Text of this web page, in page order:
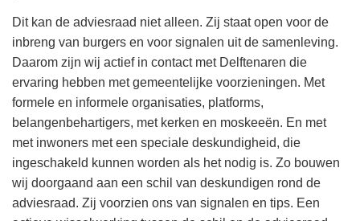
Dit kan de adviesraad niet alleen. Zij staat open voor de
inbreng van burgers en voor signalen uit de samenleving.
Daarom zijn wij actief in contact met Delftenaren die
ervaring hebben met gemeentelijke voorzieningen. Met
formele en informele organisaties, platforms,
belangenbehartigers, met kerken en moskeeën. En met
met inwoners met een speciale deskundigheid, die
ingeschakeld kunnen worden als het nodig is. Zo bouwen
wij doorgaand aan een schil van deskundigen rond de
adviesraad. Zij voorzien ons van signalen en tips. Een